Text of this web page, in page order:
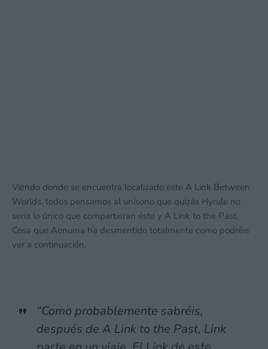
Viendo donde se encuentra localizado este A Link Between
Worlds, todos pensamos al unísono que quizás Hyrule no
sería lo único que compartieran éste y A Link to the Past.
Cosa que Aonuma ha desmentido totalmente como podréis
ver a continuación.
“Como probablemente sabréis,
después de A Link to the Past, Link